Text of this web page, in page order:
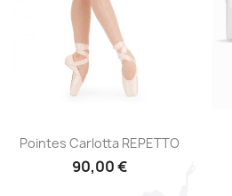
Aperçu rapide
Pointes Carlotta REPETTO
90,00 €